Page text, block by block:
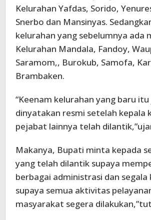
Kelurahan Yafdas, Sorido,
Snerbo dan Mansinyas.
kelurahan yang sebelumnya ada
Kelurahan Mandala, Fandoy,
Saramom,, Burokub, Samofa,
Brambaken.
“Keenam kelurahan yang baru
dinyatakan resmi setelah kepala
pejabat lainnya telah
Makanya, Bupati minta kepada
yang telah dilantik supaya
berbagai administrasi dan segala
supaya semua aktivitas
masyarakat segera